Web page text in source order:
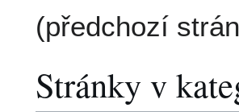
(předchozí
Stránky v